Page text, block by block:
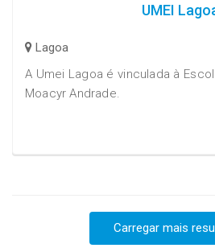
UMEI
Lagoa
A Umei Lagoa é vinculada à
Moacyr Andrade.
Carregar mais